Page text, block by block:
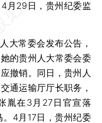
月29日，贵州纪委监
常委会发布公告，
的贵州人大常委会委
撤销。同日，贵州人
通运输厅厅长职务，
胤在3月27日官宣落
4月17日，贵州纪委